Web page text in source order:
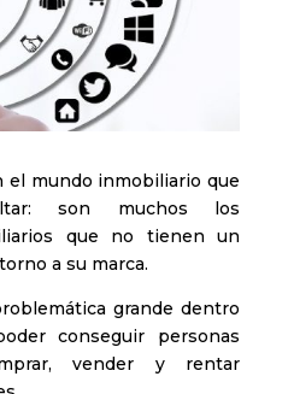
el mundo inmobiliario que
son muchos los
que no tienen un
a su marca.
grande dentro
conseguir personas
vender y rentar